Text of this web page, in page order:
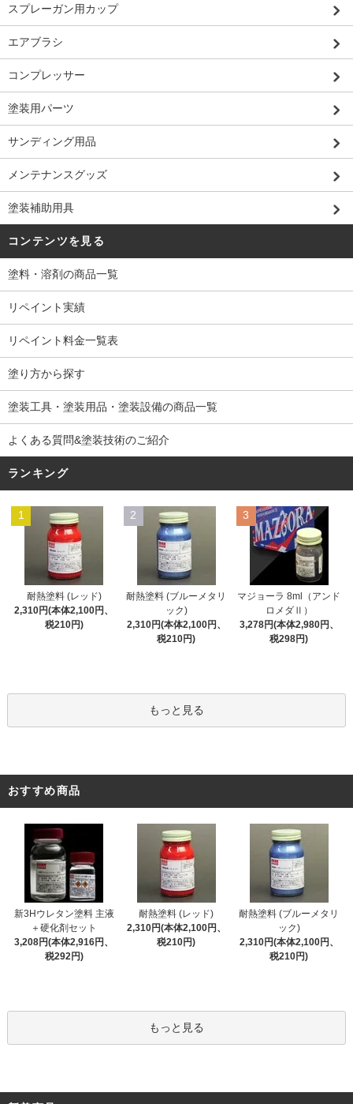
スプレーガン用カップ
エアブラシ
コンプレッサー
塗装用パーツ
サンディング用品
メンテナンスグッズ
塗装補助用具
コンテンツを見る
塗料・溶剤の商品一覧
リペイント実績
リペイント料金一覧表
塗り方から探す
塗装工具・塗装用品・塗装設備の商品一覧
よくある質問&塗装技術のご紹介
ランキング
1
耐熱塗料 (レッド)
2,310円(本体2,100円、
税210円)
2
耐熱塗料 (ブルーメタリ
ック)
2,310円(本体2,100円、
税210円)
3
マジョーラ 8ml（アンド
ロメダⅡ）
3,278円(本体2,980円、
税298円)
もっと見る
おすすめ商品
新3Hウレタン塗料 主液
＋硬化剤セット
3,208円(本体2,916円、
税292円)
耐熱塗料 (レッド)
2,310円(本体2,100円、
税210円)
耐熱塗料 (ブルーメタリ
ック)
2,310円(本体2,100円、
税210円)
もっと見る